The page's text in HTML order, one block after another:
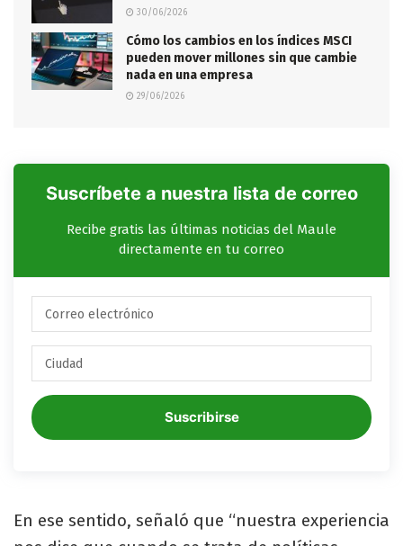
30/06/2026
Cómo los cambios en los índices MSCI
pueden mover millones sin que cambie
nada en una empresa
29/06/2026
Suscríbete a nuestra lista de correo
Recibe gratis las últimas noticias del Maule
directamente en tu correo
Suscribirse
En ese sentido, señaló que “nuestra experiencia